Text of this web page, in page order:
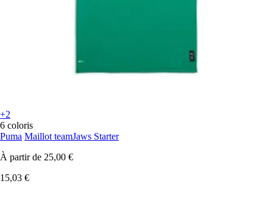
+2
6 coloris
Puma Maillot teamJaws Starter
À partir de 25,00 €
15,03 €